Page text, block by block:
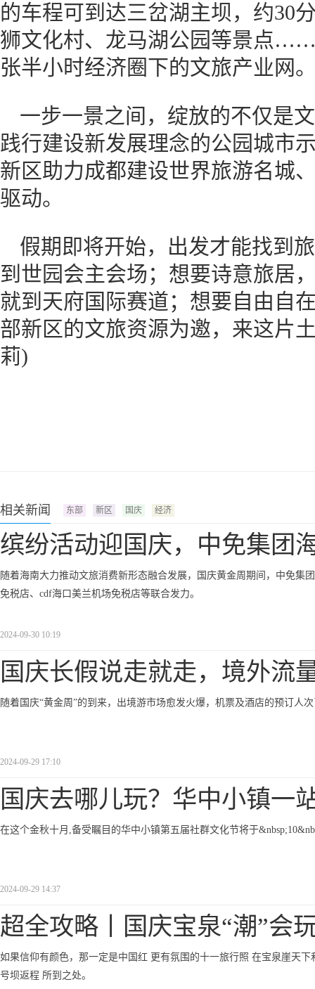
的车程可到达三岔湖主坝，约30
狮文化村、龙马湖公园等景点
张半小时经济圈下的文旅产业网
一步一景之间，绽放的不仅是
践行建设新发展理念的公园城市
新区助力成都建设世界旅游名城
驱动。
假期即将开始，出发才能找到
到世园会主会场；想要诗意旅居
就到天府国际赛道；想要自由
部新区的文旅资源为邀，来这片
莉)
相关新闻 东部 新区 国庆 经济
缤纷活动迎国庆，中免集团
随着海南大力推动文旅消费新形态融合发展，国庆黄金周期间，中免集
免税店、cdf海口美兰机场免税店等联合发力。
2024-09-30 10:19
国庆长假说走就走，境外流
随着国庆“黄金周”的到来，出境游市场愈发火爆，机票及酒店的预订人
2024-09-29 17:10
国庆去哪儿玩？华中小镇一
在这个金秋十月,备受瞩目的华中小镇第五届社群文化节将于
2024-09-29 14:37
超全攻略丨国庆宝泉“潮”会
如果信仰有颜色，那一定是中国红 更有氛围的十一旅行照 在宝泉崖天
号坝返程 所到之处。